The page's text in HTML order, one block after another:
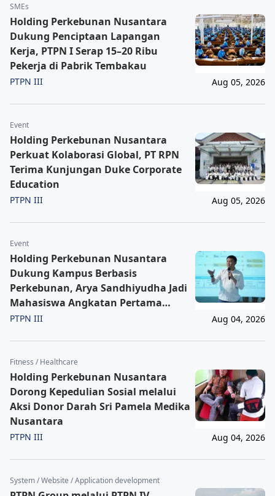
SMEs
Holding Perkebunan Nusantara
Dukung Penciptaan Lapangan
Kerja, PTPN I Serap 15–20 Ribu
Pekerja di Pabrik Tembakau
PTPN III Aug 05, 2026
Event
Holding Perkebunan Nusantara
Perkuat Kolaborasi Global, PT RPN
Terima Kunjungan Duke Corporate
Education
PTPN III Aug 05, 2026
Event
Holding Perkebunan Nusantara
Dukung Kampus Berbasis
Perkebunan, Arya Sandhiyudha Jadi
Mahasiswa Angkatan Pertama
Magister ITSI
PTPN III Aug 04, 2026
Fitness / Healthcare
Holding Perkebunan Nusantara
Dorong Kepedulian Sosial melalui
Aksi Donor Darah Sri Pamela Medika
Nusantara
PTPN III Aug 04, 2026
System / Website / Application development